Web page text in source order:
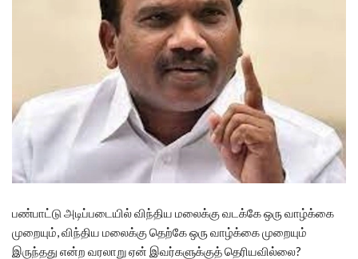
பண்பாட்டு அடிப்படையில் விந்திய மலைக்கு வடக்கே ஒரு வாழ்க்கை
முறையும், விந்திய மலைக்கு தெற்கே ஒரு வாழ்க்கை முறையும்
இருந்தது என்ற வரலாறு ஏன் இவர்களுக்குத் தெரியவில்லை?